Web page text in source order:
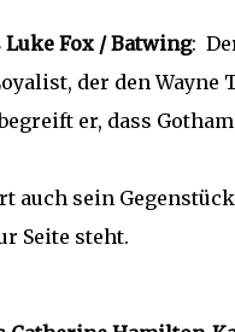
Fox / Batwing:
der den
er, dass
sein Gegenstück
Seite steht.